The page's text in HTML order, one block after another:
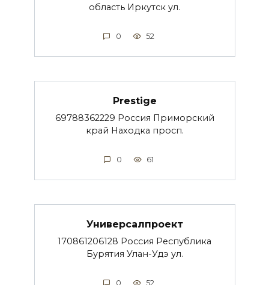
область Иркутск ул.
0 52
Prestige
69788362229 Россия Приморский
край Находка просп.
0 61
Универсалпроект
170861206128 Россия Республика
Бурятия Улан-Удэ ул.
0 52